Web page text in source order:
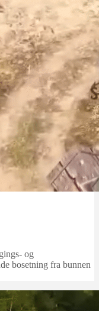
og
bosetning fra bunnen